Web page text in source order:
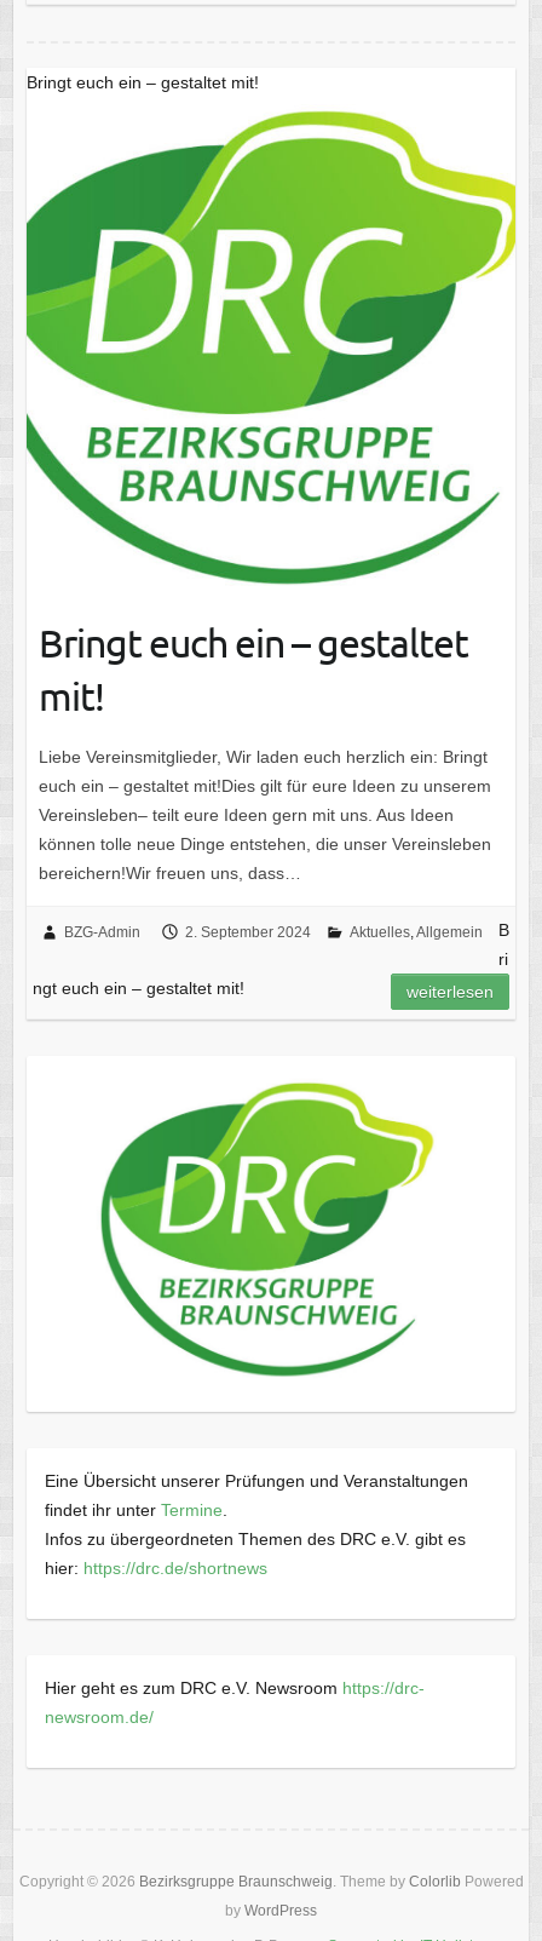
Bringt euch ein – gestaltet mit!
Bringt euch ein – gestaltet
mit!
Liebe Vereinsmitglieder, Wir laden euch herzlich ein: Bringt
euch ein – gestaltet mit!Dies gilt für eure Ideen zu unserem
Vereinsleben– teilt eure Ideen gern mit uns. Aus Ideen
können tolle neue Dinge entstehen, die unser Vereinsleben
bereichern!Wir freuen uns, dass…
BZG-Admin 2. September 2024 Aktuelles,Allgemein
B
ri
ngt euch ein – gestaltet mit!
weiterlesen
Eine Übersicht unserer Prüfungen und Veranstaltungen
findet ihr unter Termine
Infos zu übergeordneten Themen des DRC e.V. gibt es
hier: https://drc.de/shortnews
Hier geht es zum DRC e.V. Newsroom https://drc-
newsroom.de/
Copyright © 2026 Bezirksgruppe Braunschweig. Theme by Colorlib Powered
by WordPress